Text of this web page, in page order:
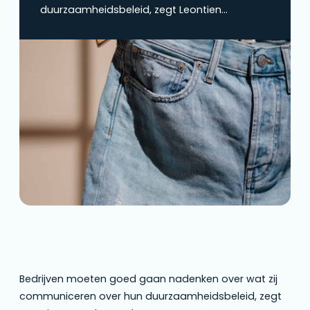
duurzaamheidsbeleid, zegt Leontien
ImpactBuying. De beloftes die zij doen, zijn
niet meer vrijblijvend.
Bedrijven moeten goed gaan nadenken over wat zij
communiceren over hun duurzaamheidsbeleid, zegt